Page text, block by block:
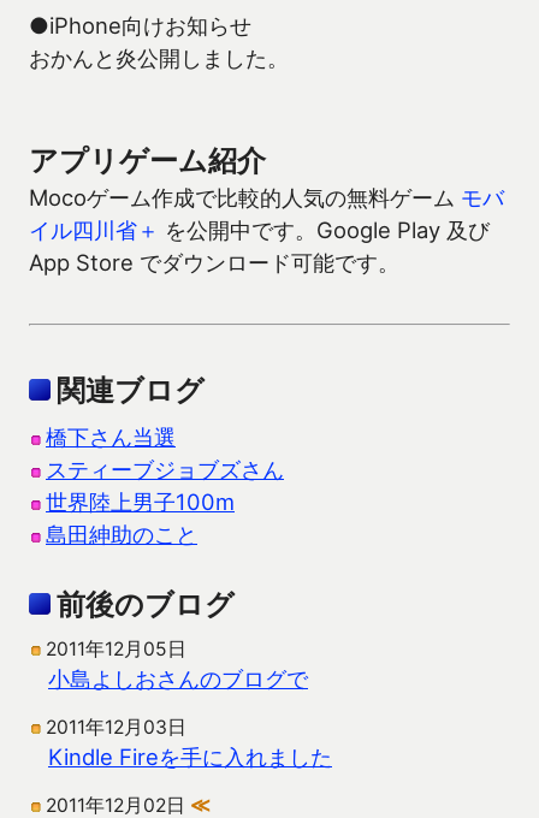
●iPhone向けお知らせ
おかんと炎公開しました。
アプリゲーム紹介
Mocoゲーム作成で比較的人気の無料ゲーム モバ
イル四川省＋ を公開中です。Google Play 及び
App Store でダウンロード可能です。
関連ブログ
橋下さん当選
スティーブジョブズさん
世界陸上男子100m
島田紳助のこと
前後のブログ
2011年12月05日
小島よしおさんのブログで
2011年12月03日
Kindle Fireを手に入れました
2011年12月02日 ≪